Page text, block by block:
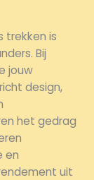
trekken is
Bij
jouw
design,
het gedrag
en
uit